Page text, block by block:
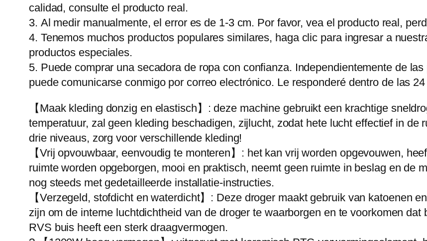
o
g
a
s
S
m
r
t
e
m
calidad, consulte el producto real.
3. Al medir manualmente, el error es de 1-3 cm. Por favor, vea el producto real,
4. Tenemos muchos productos populares similares, haga clic para ingresar a
productos especiales.
5. Puede comprar una secadora de ropa con confianza. Independientemente de
puede comunicarse conmigo por correo electrónico. Le responderé dentro de las
【Maak kleding donzig en elastisch】: deze machine gebruikt een krachtige
temperatuur, zal geen kleding beschadigen, zijlucht, zodat hete lucht effectief in de
drie niveaus, zorg voor verschillende kleding!
【Vrij opvouwbaar, eenvoudig te monteren】: het kan vrij worden opgevouwen,
ruimte worden opgeborgen, mooi en praktisch, neemt geen ruimte in beslag en de
nog steeds met gedetailleerde installatie-instructies.
【Verzegeld, stofdicht en waterdicht】: Deze droger maakt gebruik van katoenen
zijn om de interne luchtdichtheid van de droger te waarborgen en te voorkomen
RVS buis heeft een sterk draagvermogen.